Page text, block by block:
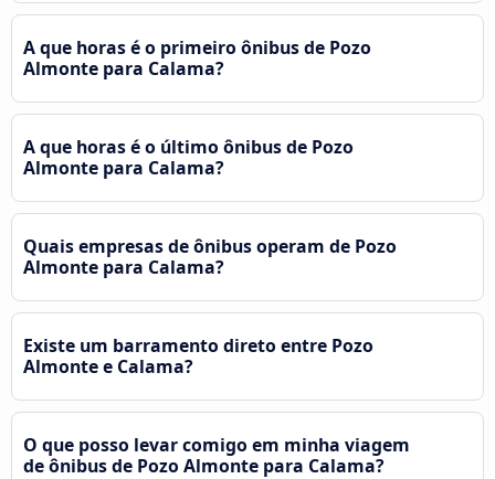
A que horas é o primeiro ônibus de Pozo
Almonte para Calama?
A que horas é o último ônibus de Pozo
Almonte para Calama?
Quais empresas de ônibus operam de Pozo
Almonte para Calama?
Existe um barramento direto entre Pozo
Almonte e Calama?
O que posso levar comigo em minha viagem
de ônibus de Pozo Almonte para Calama?